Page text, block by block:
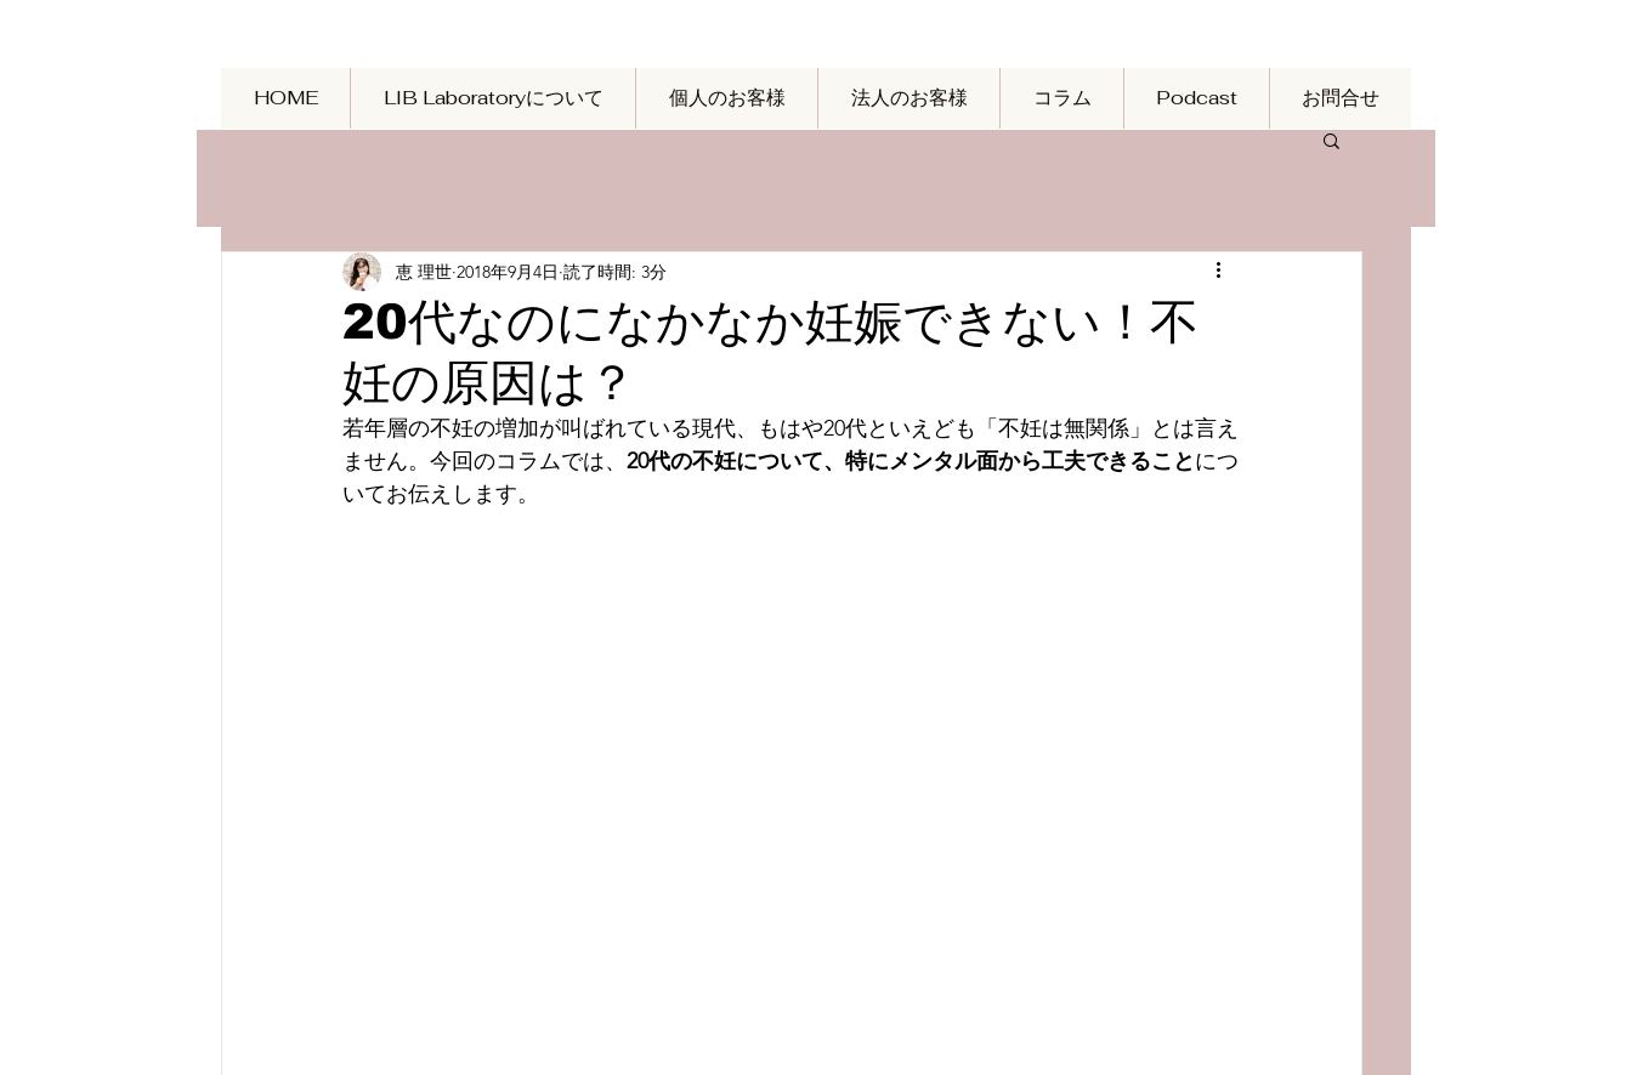
HOME LIB Laboratoryについて 個人のお客様 法人のお客様 コラム Podcast お問合せ
20代なのになかなか妊娠できない！不
妊の原因は？
恵 理世 2018年9月4日 読了時間: 3分
若年層の不妊の増加が叫ばれている現代、もはや20代といえども「不妊は無関係」とは言え
ません。今回のコラムでは、 20代の不妊について、特にメンタル面から工夫できることにつ
いてお伝えします。